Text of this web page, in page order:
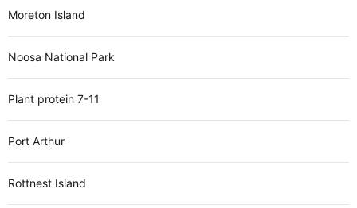
Moreton Island
Noosa National Park
Plant protein 7-11
Port Arthur
Rottnest Island